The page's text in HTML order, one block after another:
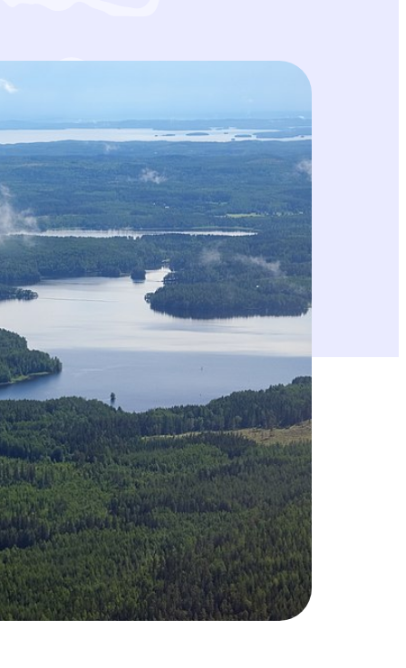
jätevedenpuhdistamon toiminta
ehtoja ja pyrittävä entisestään
Kuhmoinen kuuluu Jämsän seudun
tästä.